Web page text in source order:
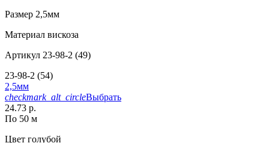
Размер 2,5мм
Материал вискоза
Артикул 23-98-2 (49)
23-98-2 (54)
2,5мм
checkmark_alt_circleВыбрать
24.73 р.
По 50 м
Цвет голубой